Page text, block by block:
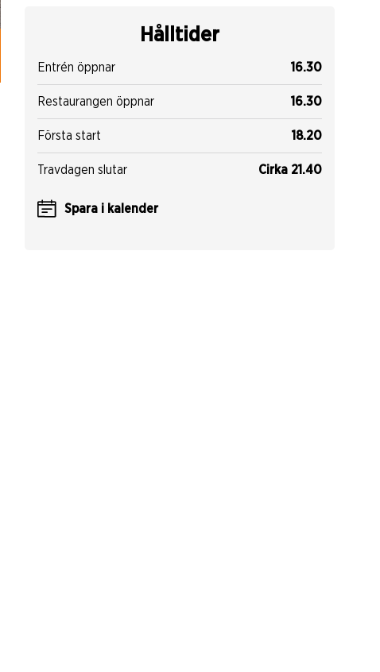
Hålltider
Entrén öppnar 16.30
Restaurangen öppnar 16.30
Första start 18.20
Travdagen slutar Cirka 21.40
Spara i kalender